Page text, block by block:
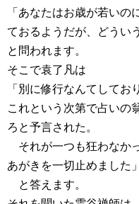
「あなたはお歳が若いの
ておるようだが、どうい
と問われます。
そこで袁了凡は
「別に修行なんてして
これという次第で占いの
ろと予言された。
それが一つも狂わなか
あがきを一切止めました」
と答えます。